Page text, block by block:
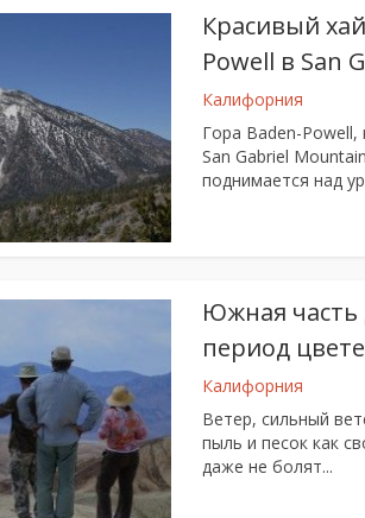
Красивый
Powell в San
Калифорния
Гора Baden-Powell,
San Gabriel
поднимается над
Южная
период
Калифорния
Ветер, сильный
пыль и песок как
даже не болят...